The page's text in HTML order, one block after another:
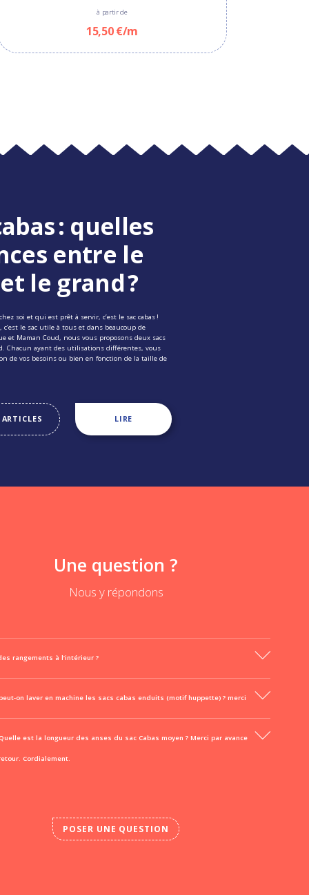
à partir de
15,50 €/m
: quelles
entre le
le grand ?
soi et qui est prêt à servir, c’est le sac cabas !
le sac utile à tous et dans beaucoup de
et Maman Coud, nous vous proposons deux sacs
Chacun ayant des utilisations différentes, vous
de vos besoins ou bien en fonction de la taille de
LIRE
Une question ?
Nous y répondons
rangements à l’intérieur ?
on laver en machine les sacs cabas enduits (motif huppette) ? merci
est la longueur des anses du sac Cabas moyen ? Merci par avance
Cordialement.
POSER UNE QUESTION